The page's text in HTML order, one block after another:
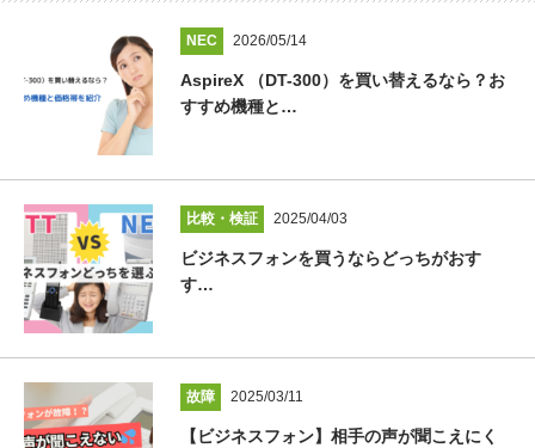
NEC 2026/05/14
AspireX （DT-300）を買い替えるなら？お
すすめ機種と…
比較・検証 2025/04/03
ビジネスフォンを買うならどっちがおす
す…
故障 2025/03/11
【ビジネスフォン】相手の声が聞こえにく